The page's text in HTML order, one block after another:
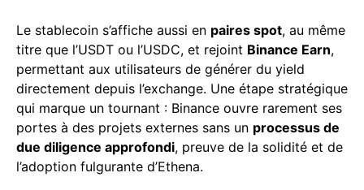
Le stablecoin s’affiche aussi en paires spot, au même
titre que l’USDT ou l’USDC, et rejoint Binance Earn,
permettant aux utilisateurs de générer du yield
directement depuis l’exchange. Une étape stratégique
qui marque un tournant : Binance ouvre rarement ses
portes à des projets externes sans un processus de
due diligence approfondi, preuve de la solidité et de
l’adoption fulgurante d’Ethena.